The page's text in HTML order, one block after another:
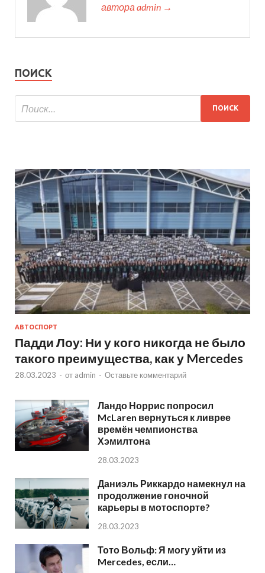
автора admin →
ПОИСК
АВТОСПОРТ
Падди Лоу: Ни у кого никогда не было
такого преимущества, как у Mercedes
28.03.2023 - от admin - Оставьте комментарий
Ландо Норрис попросил
McLaren вернуться к ливрее
времён чемпионства
Хэмилтона
28.03.2023
Даниэль Риккардо намекнул на
продолжение гоночной
карьеры в мотоспорте?
28.03.2023
Тото Вольф: Я могу уйти из
Mercedes, если…